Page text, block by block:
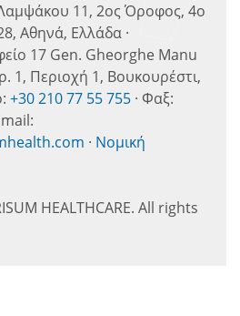
11, 2ος Όροφος, 4ο
Αθηνά, Ελλάδα ·
17 Gen. Gheorghe Manu
1, Περιοχή 1, Βουκουρέστι,
+30 210 77 55 755 · Φαξ:
· Νομική
HEALTHCARE. All rights